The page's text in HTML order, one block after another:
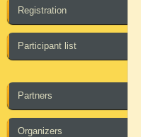
Registration
Participant list
Partners
Organizers